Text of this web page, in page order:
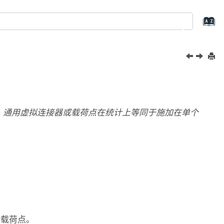
用虚拟连接器或载荷点在统计上等同于施加在单个
荷点。